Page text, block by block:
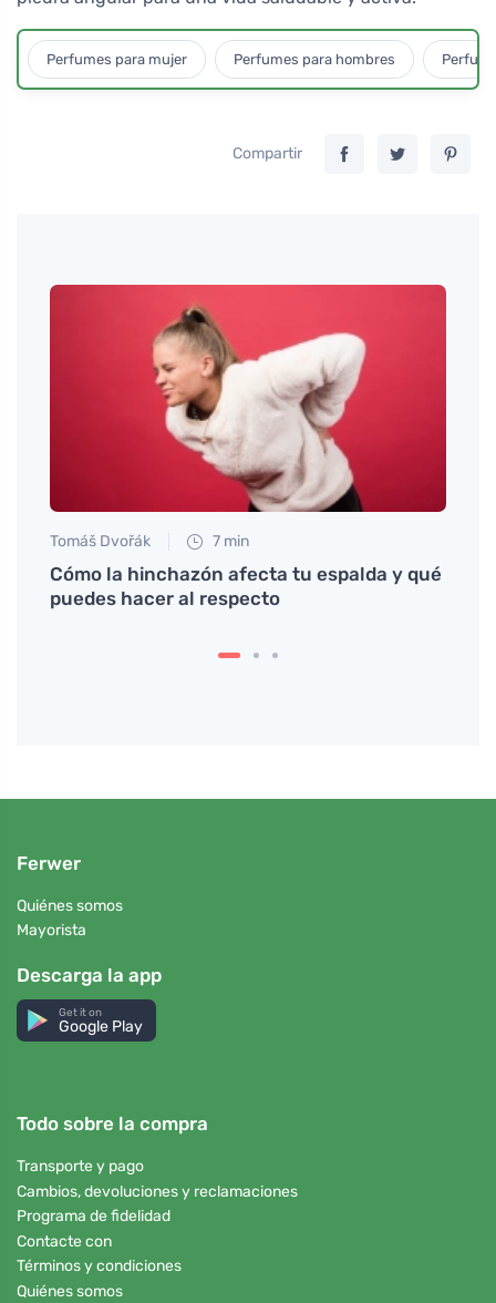
Perfumes para mujer Perfumes para hombres
Compartir
Tomáš Dvořák 7 min
Cómo la hinchazón afecta tu espalda y qué
puedes hacer al respecto
Ferwer
Quiénes somos
Mayorista
Descarga la app
Get it on
Google Play
Todo sobre la compra
Transporte y pago
Cambios, devoluciones y reclamaciones
Programa de fidelidad
Contacte con
Términos y condiciones
Quiénes somos